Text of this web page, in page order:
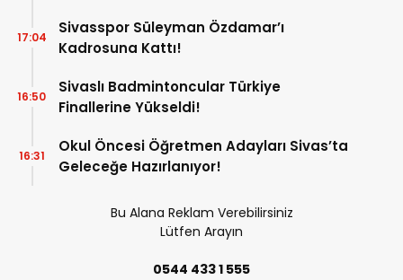
Sivasspor Süleyman Özdamar’ı
Kadrosuna Kattı!
17:04
Sivaslı Badmintoncular Türkiye
Finallerine Yükseldi!
16:50
Okul Öncesi Öğretmen Adayları Sivas’ta
Geleceğe Hazırlanıyor!
16:31
Bu Alana Reklam Verebilirsiniz
Lütfen Arayın
0544 433 1 555